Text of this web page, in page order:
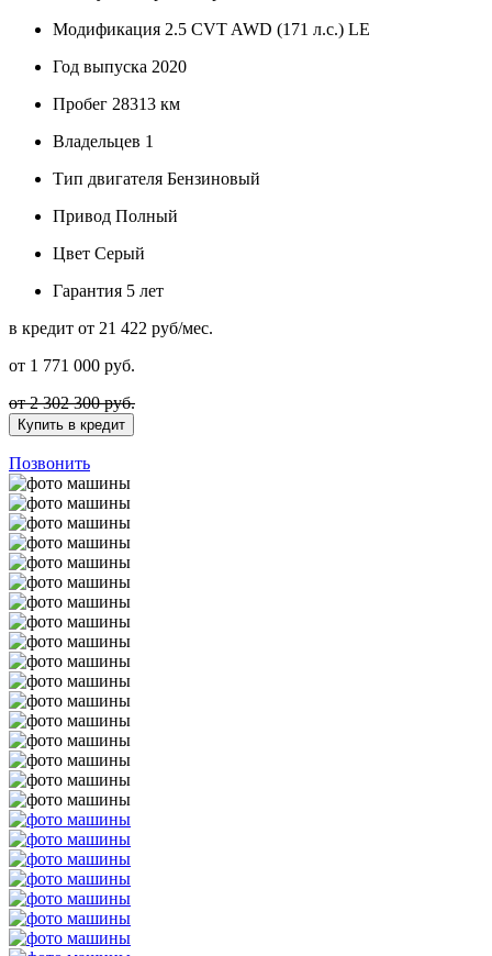
Модификация 2.5 CVT AWD (171 л.с.) LE
Год выпуска 2020
Пробег 28313 км
Владельцев 1
Тип двигателя Бензиновый
Привод Полный
Цвет Серый
Гарантия 5 лет
в кредит от 21 422 руб/мес.
от 1 771 000 руб.
от 2 302 300 руб.
Купить в кредит
Позвонить